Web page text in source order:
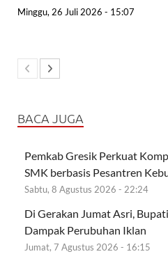
Minggu, 26 Juli 2026 - 15:07
BACA JUGA
Pemkab Gresik Perkuat
SMK berbasis Pesantren
Sabtu, 8 Agustus 2026 - 22:24
Di Gerakan Jumat Asri,
Dampak Perubuhan Iklan
Jumat, 7 Agustus 2026 - 16:15